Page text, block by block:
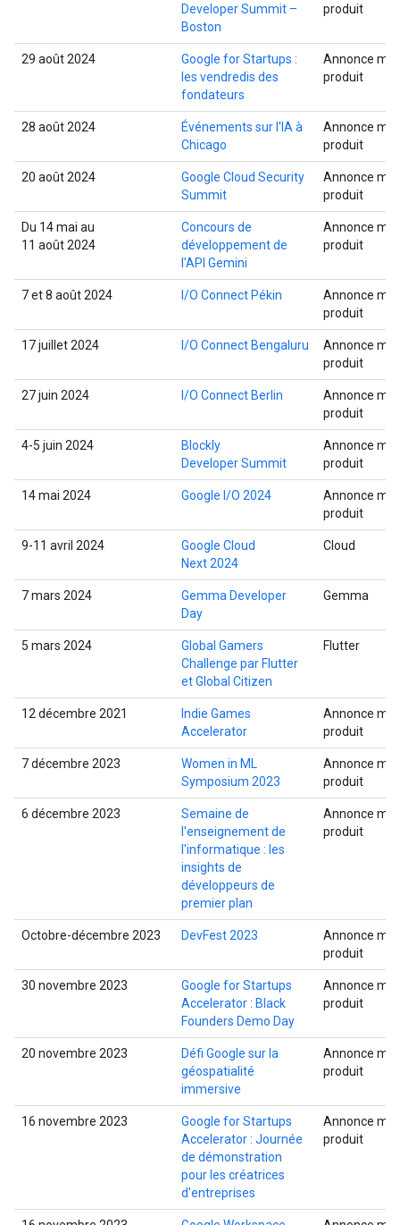
Developer Summit –
Boston
produit
29 août 2024
Google for Startups :
les vendredis des
fondateurs
Annonce
produit
28 août 2024
Événements sur l'IA à
Chicago
Annonce
produit
20 août 2024
Google Cloud Security
Summit
Annonce
produit
Du 14 mai au
11 août 2024
Concours de
développement de
l'API Gemini
Annonce
produit
7 et 8 août 2024 I/O Connect Pékin
Annonce
produit
17 juillet 2024 I/O Connect Bengaluru
Annonce
produit
27 juin 2024 I/O Connect Berlin
Annonce
produit
4-5 juin 2024
Blockly
Developer Summit
Annonce
produit
14 mai 2024 Google I/O 2024
Annonce
produit
9-11 avril 2024
Google Cloud
Next 2024
Cloud
7 mars 2024
Gemma Developer
Day
Gemma
5 mars 2024
Global Gamers
Challenge par Flutter
et Global Citizen
Flutter
12 décembre 2021
Indie Games
Accelerator
Annonce
produit
7 décembre 2023
Women in ML
Symposium 2023
Annonce
produit
6 décembre 2023
Semaine de
l'enseignement de
l'informatique : les
insights de
développeurs de
premier plan
Annonce
produit
Octobre-décembre 2023 DevFest 2023
Annonce
produit
30 novembre 2023
Google for Startups
Accelerator : Black
Founders Demo Day
Annonce
produit
20 novembre 2023
Défi Google sur la
géospatialité
immersive
Annonce
produit
16 novembre 2023
Google for Startups
Accelerator : Journée
de démonstration
pour les créatrices
d'entreprises
Annonce
produit